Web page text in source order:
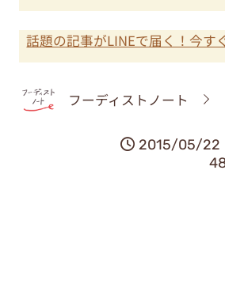
話題の記事がLINEで届く！今す
フーディストノート
2015/05/22